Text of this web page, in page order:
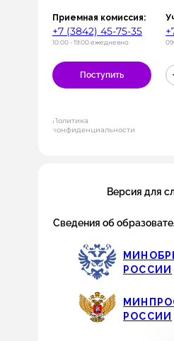
Политика
конфиденциальности
10:00 - 19:00 ежедневно
Приемная комиссия:
Поступить
+7 (3842) 45-75-35
Версия для
Сведения об
РОССИИ
РОССИИ